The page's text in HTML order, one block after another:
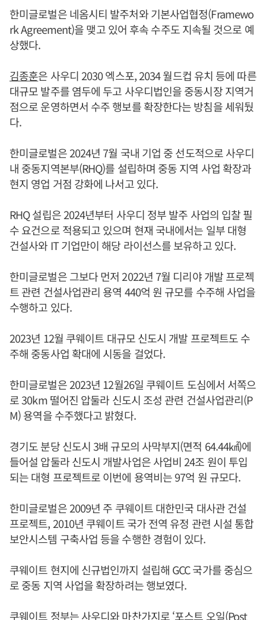
한미글로벌은 네옴시티 발주처와 기본사업협정(Framewo
rk Agreement)을 맺고 있어 후속 수주도 지속될 것으로 예
상했다.
김종훈은 사우디 2030 엑스포, 2034 월드컵 유치 등에 따른
대규모 발주를 염두에 두고 사우디법인을 중동시장 지역거
점으로 운영하면서 수주 행보를 확장한다는 방침을 세워뒀
다.
한미글로벌은 2024년 7월 국내 기업 중 선도적으로 사우디
내 중동지역본부(RHQ)를 설립하며 중동 지역 사업 확장과
현지 영업 거점 강화에 나서고 있다.
RHQ 설립은 2024년부터 사우디 정부 발주 사업의 입찰 필
수 요건으로 적용되고 있으며 현재 국내에서는 일부 대형
건설사와 IT 기업만이 해당 라이선스를 보유하고 있다.
한미글로벌은 그보다 먼저 2022년 7월 디리야 개발 프로젝
트 관련 건설사업관리 용역 440억 원 규모를 수주해 사업을
수행하고 있다.
2023년 12월 쿠웨이트 대규모 신도시 개발 프로젝트도 수
주해 중동사업 확대에 시동을 걸었다.
한미글로벌은 2023년 12월26일 쿠웨이트 도심에서 서쪽으
로 30km 떨어진 압둘라 신도시 조성 관련 건설사업관리(P
M) 용역을 수주했다고 밝혔다.
경기도 분당 신도시 3배 규모의 사막부지(면적 64.44㎢)에
들어설 압둘라 신도시 개발사업은 사업비 24조 원이 투입
되는 대형 프로젝트로 이번에 용역비는 97억 원 규모다.
한미글로벌은 2009년 주 쿠웨이트 대한민국 대사관 건설
프로젝트, 2010년 쿠웨이트 국가 전역 유정 관련 시설 통합
보안시스템 구축사업 등을 수행한 경험이 있다.
쿠웨이트 현지에 신규법인까지 설립해 GCC 국가를 중심으
로 중동 지역 사업을 확장하려는 행보였다.
쿠웨이트 정부는 사우디와 마찬가지로 ‘포스트 오일(Post